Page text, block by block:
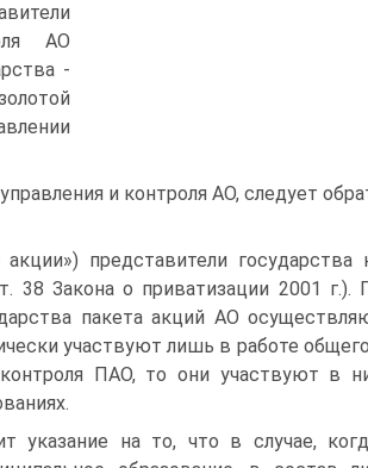
АО
-
и контроля АО, следует
представители государства
Закона о приватизации 2001 г.).
пакета акций АО
участвуют лишь в работе
ПАО, то они участвуют в
на то, что в случае,